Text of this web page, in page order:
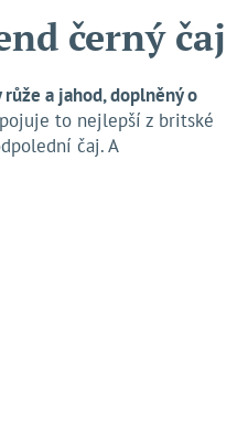
černý čaj
a jahod, doplněný o
to nejlepší z britské
čaj. A